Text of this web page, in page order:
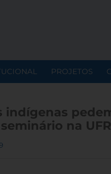
PROJETOS
indígenas
na